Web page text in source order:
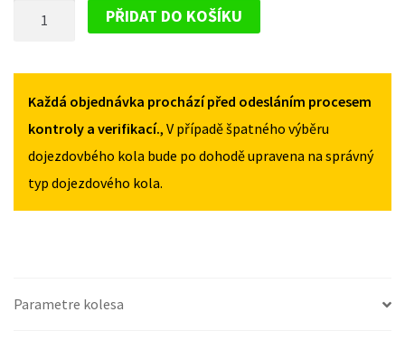
OD
OD
SWIFT
OD
125/70R16
MNOŽSTVÍ
PŘIDAT DO KOŠÍKU
Každá objednávka prochází před odesláním procesem
kontroly a verifikací., V případě špatného výběru
dojezdovbého kola bude po dohodě upravena na správný
typ dojezdového kola.
Parametre kolesa